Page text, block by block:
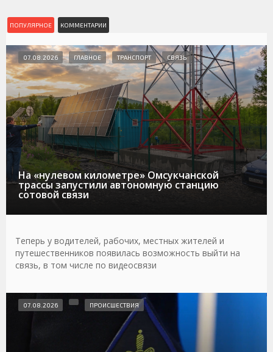
ПОПУЛЯРНОЕ КОММЕНТАРИИ
На «нулевом километре» Омсукчанской
трассы запустили автономную станцию
сотовой связи
07.08.2026 ГЛАВНОЕ ТРАНСПОРТ СВЯЗЬ
Теперь у водителей, рабочих, местных жителей и
путешественников появилась возможность выйти на
связь, в том числе по видеосвязи
07.08.2026 ПРОИСШЕСТВИЯ